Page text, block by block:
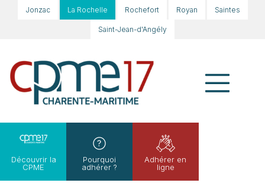
Jonzac La Rochelle Rochefort Royan Saintes
Saint-Jean-d'Angély
Découvrir la
CPME
Pourquoi
adhérer ?
Adhérer en
ligne